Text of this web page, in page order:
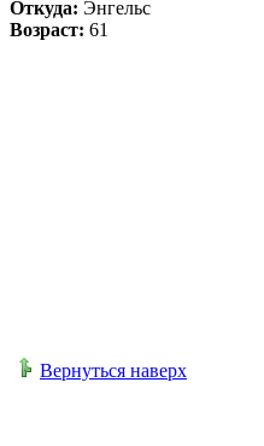
Откуда: Энгельс
Возраст: 61
Вернуться наверх